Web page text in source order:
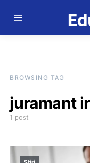
BROWSING TAG
juramant
1 post